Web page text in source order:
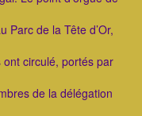
Parc de la Tête d’Or,
ont circulé, portés par
de la délégation